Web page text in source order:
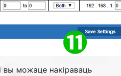
вы можаце накіраваць